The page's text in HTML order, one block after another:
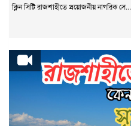
ক্লিন সিটি রাজশাহীতে প্রয়োজনীয় নাগরিক সে...